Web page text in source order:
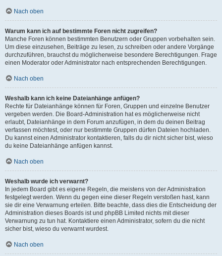
Nach oben
Warum kann ich auf bestimmte Foren nicht zugreifen?
Manche Foren können bestimmten Benutzern oder Gruppen vorbehalten sein.
Um diese einzusehen, Beiträge zu lesen, zu schreiben oder andere Vorgänge
durchzuführen, brauchst du möglicherweise besondere Berechtigungen. Frage
einen Moderator oder Administrator nach entsprechenden Berechtigungen.
Nach oben
Weshalb kann ich keine Dateianhänge anfügen?
Rechte für Dateianhänge können für Foren, Gruppen und einzelne Benutzer
vergeben werden. Die Board-Administration hat es möglicherweise nicht
erlaubt, Dateianhänge in dem Forum anzufügen, in dem du deinen Beitrag
verfassen möchtest, oder nur bestimmte Gruppen dürfen Dateien hochladen.
Du kannst einen Administrator kontaktieren, falls du dir nicht sicher bist, wieso
du keine Dateianhänge anfügen kannst.
Nach oben
Weshalb wurde ich verwarnt?
In jedem Board gibt es eigene Regeln, die meistens von der Administration
festgelegt werden. Wenn du gegen eine dieser Regeln verstoßen hast, kann
sie dir eine Verwarnung erteilen. Bitte beachte, dass dies die Entscheidung der
Administration dieses Boards ist und phpBB Limited nichts mit dieser
Verwarnung zu tun hat. Kontaktiere einen Administrator, sofern du die nicht
sicher bist, wieso du verwarnt wurdest.
Nach oben